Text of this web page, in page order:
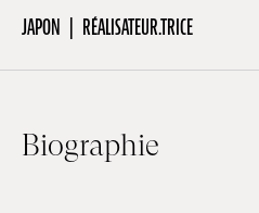
Presse / Pro
FR
JAPON RÉALISATEUR.TRICE
Biographie